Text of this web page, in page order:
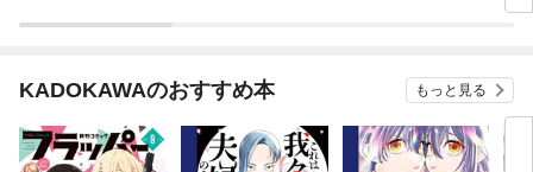
KADOKAWAのおすすめ本 もっと見る